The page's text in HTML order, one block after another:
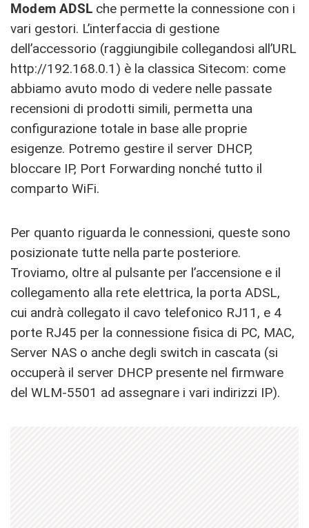
Modem ADSL che permette la connessione con i
vari gestori. L’interfaccia di gestione
dell’accessorio (raggiungibile collegandosi all’URL
http://192.168.0.1) è la classica Sitecom: come
abbiamo avuto modo di vedere nelle passate
recensioni di prodotti simili, permetta una
configurazione totale in base alle proprie
esigenze. Potremo gestire il server DHCP,
bloccare IP, Port Forwarding nonché tutto il
comparto WiFi.
Per quanto riguarda le connessioni, queste sono
posizionate tutte nella parte posteriore.
Troviamo, oltre al pulsante per l’accensione e il
collegamento alla rete elettrica, la porta ADSL,
cui andrà collegato il cavo telefonico RJ11, e 4
porte RJ45 per la connessione fisica di PC, MAC,
Server NAS o anche degli switch in cascata (si
occuperà il server DHCP presente nel firmware
del WLM-5501 ad assegnare i vari indirizzi IP).